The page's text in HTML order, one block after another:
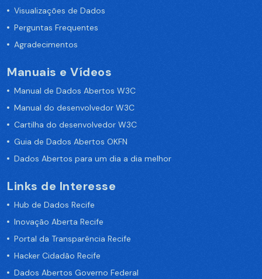
Visualizações de Dados
Perguntas Frequentes
Agradecimentos
Manuais e Vídeos
Manual de Dados Abertos W3C
Manual do desenvolvedor W3C
Cartilha do desenvolvedor W3C
Guia de Dados Abertos OKFN
Dados Abertos para um dia a dia melhor
Links de Interesse
Hub de Dados Recife
Inovação Aberta Recife
Portal da Transparência Recife
Hacker Cidadão Recife
Dados Abertos Governo Federal